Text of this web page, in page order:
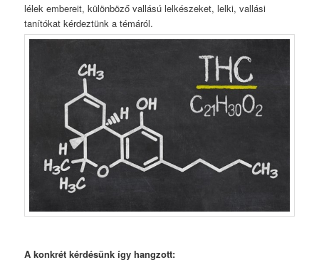
lélek embereit, különböző vallású lelkészeket, lelki, vallási
tanítókat kérdeztünk a témáról.
A konkrét kérdésünk így hangzott: